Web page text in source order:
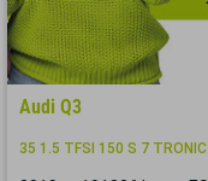
Audi Q3
35 1.5 TFSI 150 S 7